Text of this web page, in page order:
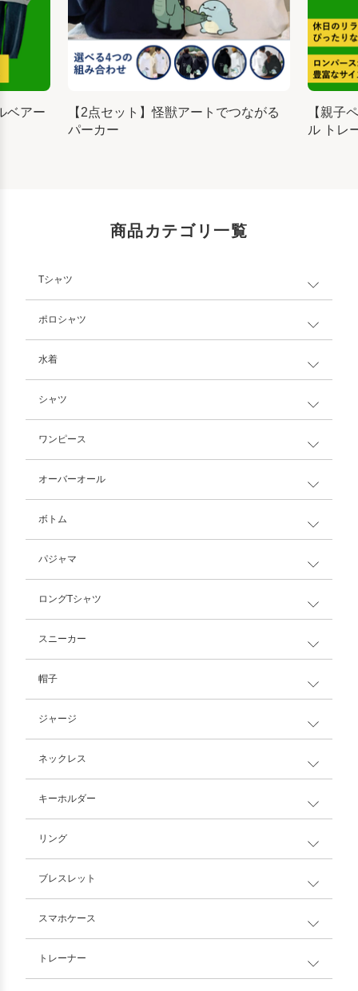
ベアー
【2点セット】怪獣アートでつながる
パーカー
【親子
ル トレ
商品カテゴリ一覧
Tシャツ
ポロシャツ
水着
シャツ
ワンピース
オーバーオール
ボトム
パジャマ
ロングTシャツ
スニーカー
帽子
ジャージ
ネックレス
キーホルダー
リング
ブレスレット
スマホケース
トレーナー